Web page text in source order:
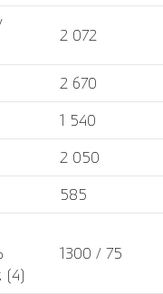
2 072
2 670
1 540
2 050
585
(4)
1300 / 75